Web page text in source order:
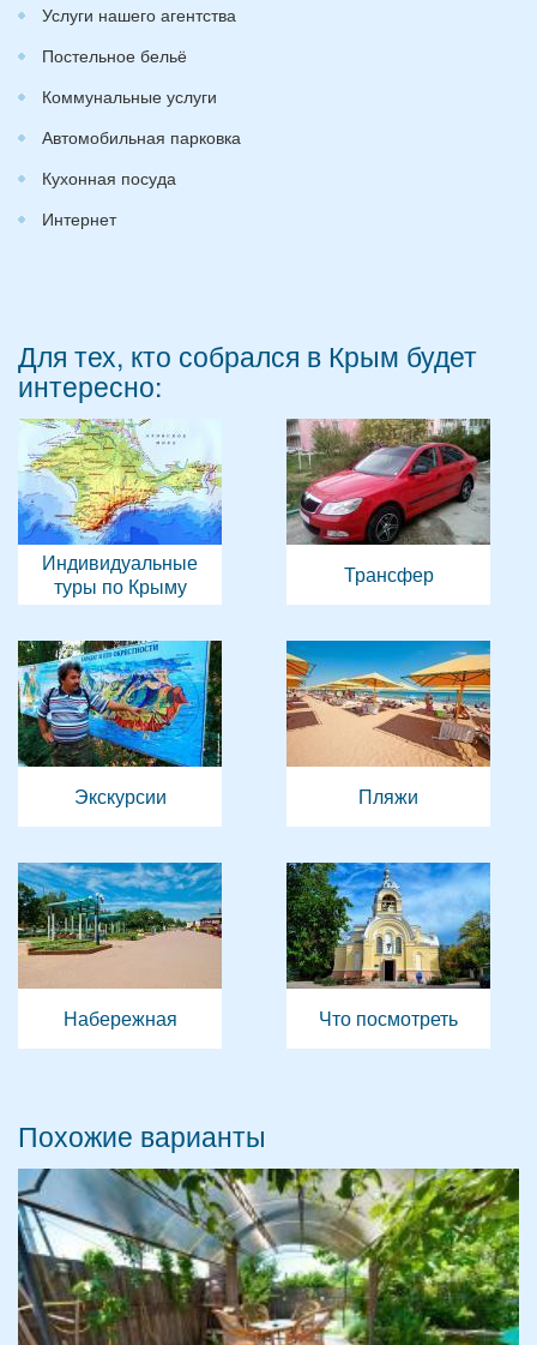
Услуги нашего агентства
Постельное бельё
Коммунальные услуги
Автомобильная парковка
Кухонная посуда
Интернет
Для тех, кто собрался в Крым будет
интересно:
Индивидуальные
туры по Крыму
Трансфер
Экскурсии Пляжи
Набережная Что посмотреть
Похожие варианты